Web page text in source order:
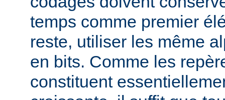
temps comme premier
reste, utiliser les même
en bits. Comme les
constituent